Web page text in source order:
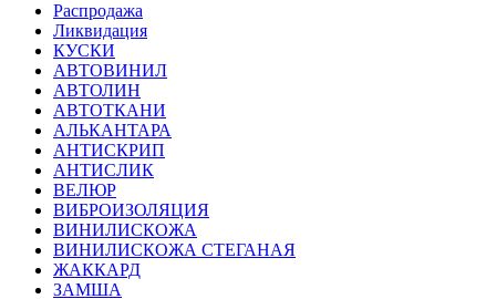
Распродажа
Ликвидация
КУСКИ
АВТОВИНИЛ
АВТОЛИН
АВТОТКАНИ
АЛЬКАНТАРА
АНТИСКРИП
АНТИСЛИК
ВЕЛЮР
ВИБРОИЗОЛЯЦИЯ
ВИНИЛИСКОЖА
ВИНИЛИСКОЖА СТЕГАНАЯ
ЖАККАРД
ЗАМША